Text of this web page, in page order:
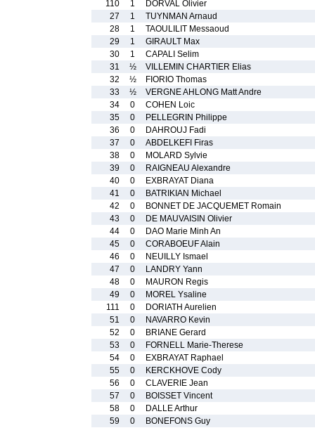
110
1
DORVAL Olivier
27
1
TUYNMAN Arnaud
28
1
TAOULILIT Messaoud
29
1
GIRAULT Max
30
1
CAPALI Selim
31
½
VILLEMIN CHARTIER Elias
32
½
FIORIO Thomas
33
½
VERGNE AHLONG Matt Andre
34
0
COHEN Loic
35
0
PELLEGRIN Philippe
36
0
DAHROUJ Fadi
37
0
ABDELKEFI Firas
38
0
MOLARD Sylvie
39
0
RAIGNEAU Alexandre
40
0
EXBRAYAT Diana
41
0
BATRIKIAN Michael
42
0
BONNET DE JACQUEMET Romain
43
0
DE MAUVAISIN Olivier
44
0
DAO Marie Minh An
45
0
CORABOEUF Alain
46
0
NEUILLY Ismael
47
0
LANDRY Yann
48
0
MAURON Regis
49
0
MOREL Ysaline
111
0
DORIATH Aurelien
51
0
NAVARRO Kevin
52
0
BRIANE Gerard
53
0
FORNELL Marie-Therese
54
0
EXBRAYAT Raphael
55
0
KERCKHOVE Cody
56
0
CLAVERIE Jean
57
0
BOISSET Vincent
58
0
DALLE Arthur
59
0
BONEFONS Guy